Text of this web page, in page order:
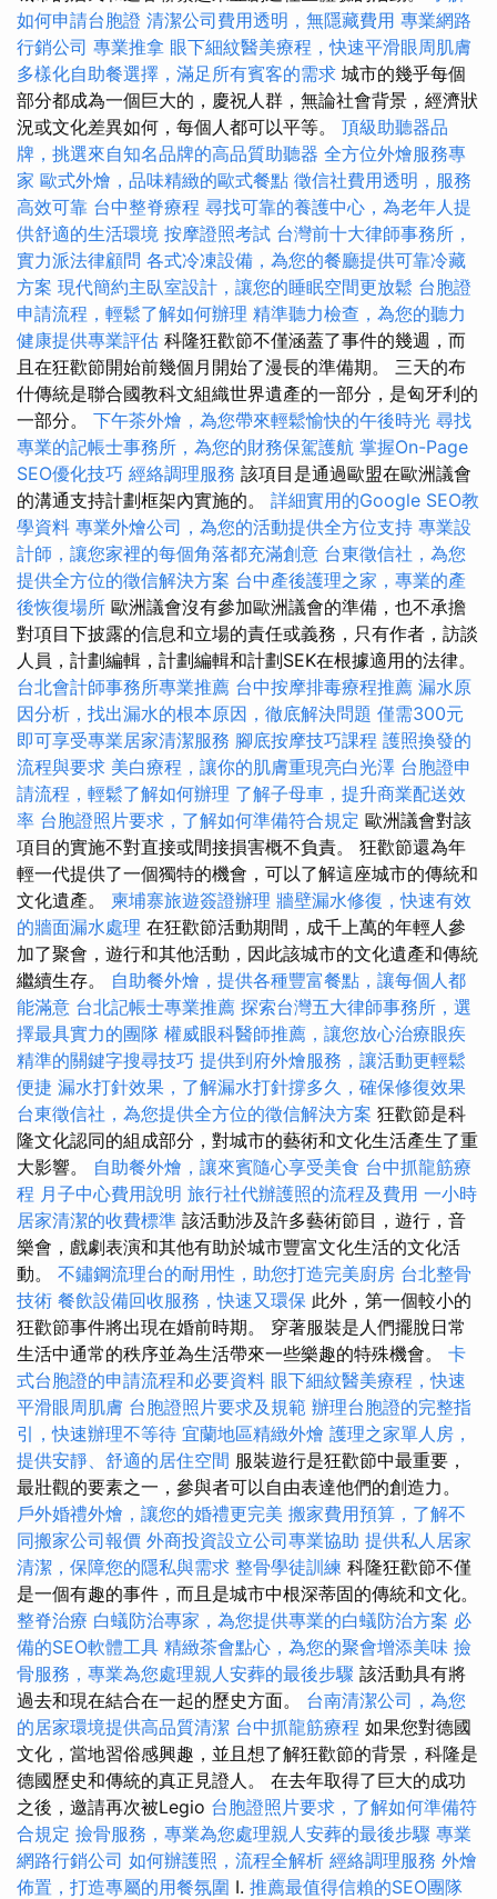
如何申請台胞證 清潔公司費用透明，無隱藏費用 專業網路
行銷公司 專業推拿 眼下細紋醫美療程，快速平滑眼周肌膚
多樣化自助餐選擇，滿足所有賓客的需求 城市的幾乎每個
部分都成為一個巨大的，慶祝人群，無論社會背景，經濟狀
況或文化差異如何，每個人都可以平等。 頂級助聽器品
牌，挑選來自知名品牌的高品質助聽器 全方位外燴服務專
家 歐式外燴，品味精緻的歐式餐點 徵信社費用透明，服務
高效可靠 台中整脊療程 尋找可靠的養護中心，為老年人提
供舒適的生活環境 按摩證照考試 台灣前十大律師事務所，
實力派法律顧問 各式冷凍設備，為您的餐廳提供可靠冷藏
方案 現代簡約主臥室設計，讓您的睡眠空間更放鬆 台胞證
申請流程，輕鬆了解如何辦理 精準聽力檢查，為您的聽力
健康提供專業評估 科隆狂歡節不僅涵蓋了事件的幾週，而
且在狂歡節開始前幾個月開始了漫長的準備期。 三天的布
什傳統是聯合國教科文組織世界遺產的一部分，是匈牙利的
一部分。 下午茶外燴，為您帶來輕鬆愉快的午後時光 尋找
專業的記帳士事務所，為您的財務保駕護航 掌握On-Page
SEO優化技巧 經絡調理服務 該項目是通過歐盟在歐洲議會
的溝通支持計劃框架內實施的。 詳細實用的Google SEO教
學資料 專業外燴公司，為您的活動提供全方位支持 專業設
計師，讓您家裡的每個角落都充滿創意 台東徵信社，為您
提供全方位的徵信解決方案 台中產後護理之家，專業的產
後恢復場所 歐洲議會沒有參加歐洲議會的準備，也不承擔
對項目下披露的信息和立場的責任或義務，只有作者，訪談
人員，計劃編輯，計劃編輯和計劃SEK在根據適用的法律。
台北會計師事務所專業推薦 台中按摩排毒療程推薦 漏水原
因分析，找出漏水的根本原因，徹底解決問題 僅需300元
即可享受專業居家清潔服務 腳底按摩技巧課程 護照換發的
流程與要求 美白療程，讓你的肌膚重現亮白光澤 台胞證申
請流程，輕鬆了解如何辦理 了解子母車，提升商業配送效
率 台胞證照片要求，了解如何準備符合規定 歐洲議會對該
項目的實施不對直接或間接損害概不負責。 狂歡節還為年
輕一代提供了一個獨特的機會，可以了解這座城市的傳統和
文化遺產。 柬埔寨旅遊簽證辦理 牆壁漏水修復，快速有效
的牆面漏水處理 在狂歡節活動期間，成千上萬的年輕人參
加了聚會，遊行和其他活動，因此該城市的文化遺產和傳統
繼續生存。 自助餐外燴，提供各種豐富餐點，讓每個人都
能滿意 台北記帳士專業推薦 探索台灣五大律師事務所，選
擇最具實力的團隊 權威眼科醫師推薦，讓您放心治療眼疾
精準的關鍵字搜尋技巧 提供到府外燴服務，讓活動更輕鬆
便捷 漏水打針效果，了解漏水打針撐多久，確保修復效果
台東徵信社，為您提供全方位的徵信解決方案 狂歡節是科
隆文化認同的組成部分，對城市的藝術和文化生活產生了重
大影響。 自助餐外燴，讓來賓隨心享受美食 台中抓龍筋療
程 月子中心費用說明 旅行社代辦護照的流程及費用 一小時
居家清潔的收費標準 該活動涉及許多藝術節目，遊行，音
樂會，戲劇表演和其他有助於城市豐富文化生活的文化活
動。 不鏽鋼流理台的耐用性，助您打造完美廚房 台北整骨
技術 餐飲設備回收服務，快速又環保 此外，第一個較小的
狂歡節事件將出現在婚前時期。 穿著服裝是人們擺脫日常
生活中通常的秩序並為生活帶來一些樂趣的特殊機會。 卡
式台胞證的申請流程和必要資料 眼下細紋醫美療程，快速
平滑眼周肌膚 台胞證照片要求及規範 辦理台胞證的完整指
引，快速辦理不等待 宜蘭地區精緻外燴 護理之家單人房，
提供安靜、舒適的居住空間 服裝遊行是狂歡節中最重要，
最壯觀的要素之一，參與者可以自由表達他們的創造力。
戶外婚禮外燴，讓您的婚禮更完美 搬家費用預算，了解不
同搬家公司報價 外商投資設立公司專業協助 提供私人居家
清潔，保障您的隱私與需求 整骨學徒訓練 科隆狂歡節不僅
是一個有趣的事件，而且是城市中根深蒂固的傳統和文化。
整脊治療 白蟻防治專家，為您提供專業的白蟻防治方案 必
備的SEO軟體工具 精緻茶會點心，為您的聚會增添美味 撿
骨服務，專業為您處理親人安葬的最後步驟 該活動具有將
過去和現在結合在一起的歷史方面。 台南清潔公司，為您
的居家環境提供高品質清潔 台中抓龍筋療程 如果您對德國
文化，當地習俗感興趣，並且想了解狂歡節的背景，科隆是
德國歷史和傳統的真正見證人。 在去年取得了巨大的成功
之後，邀請再次被Legio 台胞證照片要求，了解如何準備符
合規定 撿骨服務，專業為您處理親人安葬的最後步驟 專業
網路行銷公司 如何辦護照，流程全解析 經絡調理服務 外燴
佈置，打造專屬的用餐氛圍 I. 推薦最值得信賴的SEO團隊